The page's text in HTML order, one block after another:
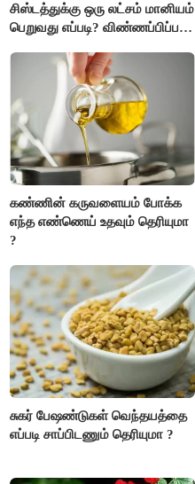
சிஸ்டத்துக்கு ஒரு லட்சம் மானியம்
பெறுவது எப்படி? விண்ணப்பிப்பது
கண்ணின் கருவளையம் போக்க
எந்த எண்ணெய் உதவும் தெரியுமா
?
சுகர் பேஷண்டுகள் வெந்தயத்தை
எப்படி சாப்பிடணும் தெரியுமா ?